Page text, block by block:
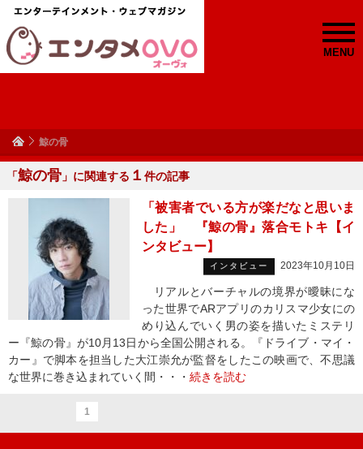
MENU
鯨の骨
「鯨の骨 」に関連する １ 件の記事
「被害者でいる方が楽だなと思いま
した」 『鯨の骨』落合モトキ【イ
ンタビュー】
インタビュー 2023年10月10日
リアルとバーチャルの境界が曖昧にな
った世界でARアプリのカリスマ少女にの
めり込んでいく男の姿を描いたミステリ
ー『鯨の骨』が10月13日から全国公開される。『ドライブ・マイ・
カー』で脚本を担当した大江崇允が監督をしたこの映画で、不思議
な世界に巻き込まれていく間・・・ 続きを読む
1